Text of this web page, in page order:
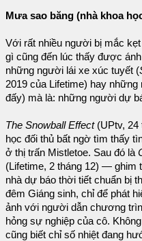
Mưa sao băng (nhà khoa
Với rất nhiều người bị mắc
gì cũng đến lúc thấy được
những người lái xe xúc tuyết (
2019 của Lifetime) hay
đấy) mà là: những người dự
The Snowball Effect(UPtv, 24
học đối thủ bất ngờ tìm thấy
ở thị trấn Mistletoe. Sau đó là
(Lifetime, 2 tháng 12) —
nhà dự báo thời tiết chuẩn bị
đêm Giáng sinh, chỉ để phát
ảnh với người dẫn chương
hỏng sự nghiệp của cô.
cũng biết chỉ số nhiệt đang